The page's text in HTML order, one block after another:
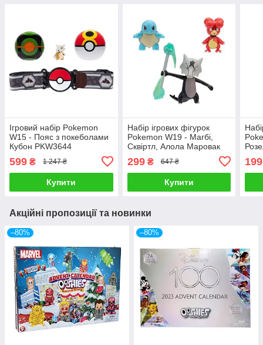
Ігровий набір Pokemon
W15 - Пояс з покеболами
Кубон PKW3644
599 ₴ 1 247 ₴
Купити
Набір ігрових фігурок
Pokemon W19 - Магбі,
Сквіртл, Алола Маровак
299₴ 647 ₴
Купити
199
Акційні пропозиції та новинки
–80% –80%